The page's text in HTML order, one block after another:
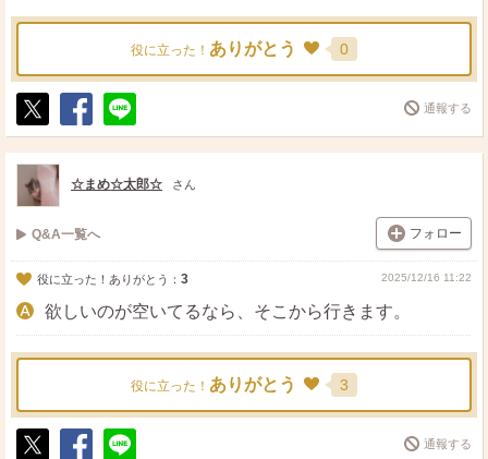
役に立った！ ありがとう 0
ポ
ス
ト
シ
ェ
送
る
通報する
☆まめ☆太郎☆ さん
Q&A一覧へ フォロー
役に立った！ありがとう： 3 2025/12/16 11:22
欲しいのが空いてるなら、そこから行きます。
役に立った！ ありがとう 3
通報する